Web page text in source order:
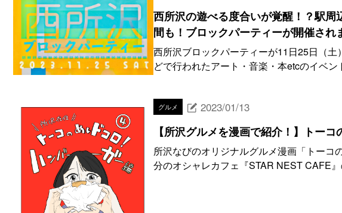
西所沢の遊べる度合いが覚醒！？駅
間も！ブロックパーティーが開催され
西所沢ブロックパーティーが11日25日（
どで行われたアート・音楽・本etcのイベ
グルメ 2023/01/13
【所沢グルメを漫画で紹介！】トー
所沢なびのオリジナルグルメ漫画「トーコ
分のオシャレカフェ『STAR NEST CAFE